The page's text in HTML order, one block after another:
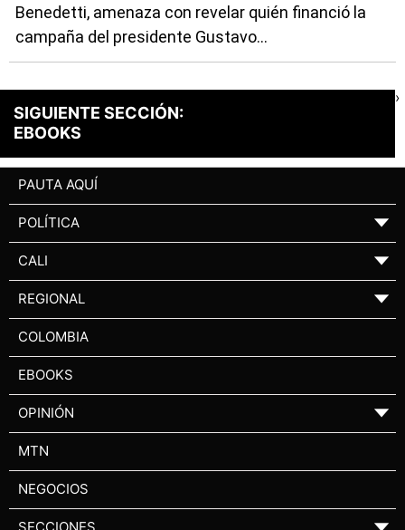
Benedetti, amenaza con revelar quién financió la
campaña del presidente Gustavo...
SIGUIENTE SECCIÓN:
EBOOKS
›
PAUTA AQUÍ
POLÍTICA ▼
CALI ▼
REGIONAL ▼
COLOMBIA
EBOOKS
OPINIÓN ▼
MTN
NEGOCIOS
▼